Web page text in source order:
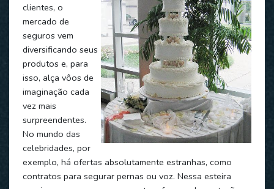
clientes, o
mercado de
seguros vem
diversificando seus
produtos e, para
isso, alça vôos de
imaginação cada
vez mais
surpreendentes.
No mundo das
celebridades, por
exemplo, há ofertas absolutamente estranhas, como
contratos para segurar pernas ou voz. Nessa esteira